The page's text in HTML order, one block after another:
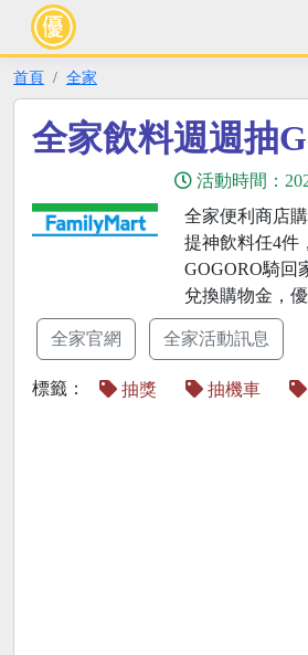
首頁 全家
全家飲料週週抽
活動時間：
全家便利商店
提神飲料任4件
GOGORO騎回
兌換購物金，
全家官網 全家活動訊息
標籤： 抽獎 抽機車